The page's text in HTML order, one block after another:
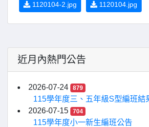
1120104-2.jpg 1120104.jpg
近月內熱門公告
2026-07-24 879
115學年度三、五年級S型編班結
2026-07-15
704
115學年度小一新生編班公告